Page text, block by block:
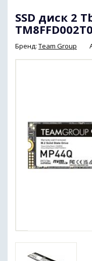
SSD диск 2
Бренд: Team Group